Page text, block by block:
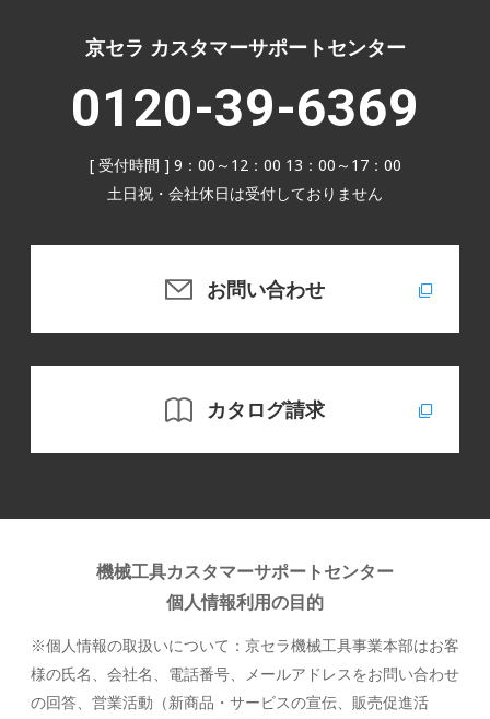
京セラ カスタマーサポートセンター
0120-39-6369
[ 受付時間 ] 9：00～12：00 13：00～17：00
土日祝・会社休日は受付しておりません
お問い合わせ
カタログ請求
機械工具カスタマーサポートセンター
個人情報利用の目的
※個人情報の取扱いについて：京セラ機械工具事業本部はお客
様の氏名、会社名、電話番号、メールアドレスをお問い合わせ
の回答、営業活動（新商品・サービスの宣伝、販売促進活